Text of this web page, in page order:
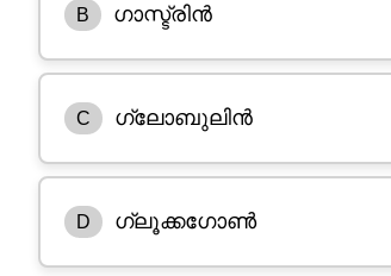
B ഗാസ്ട്രിൻ
C ഗ്ലോബുലിൻ
D ഗ്ലൂക്കഗോൺ